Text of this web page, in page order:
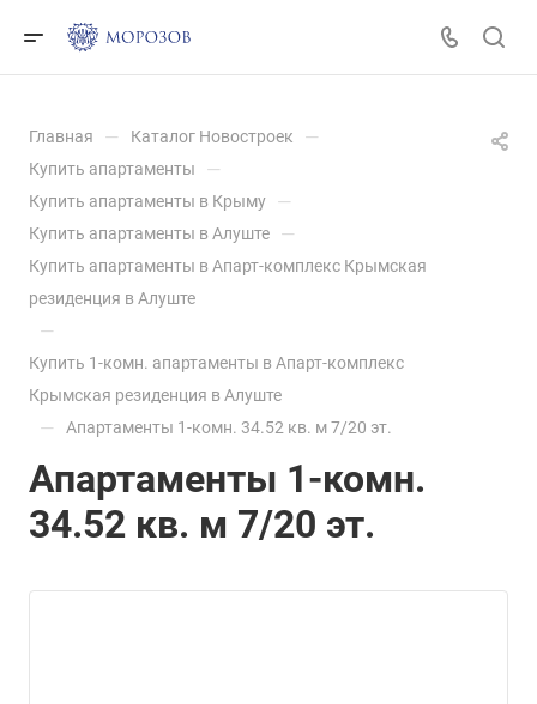
Главная — Каталог Новостроек —
Купить апартаменты —
Купить апартаменты в Крыму —
Купить апартаменты в Алуште —
Купить апартаменты в Апарт-комплекс Крымская
резиденция в Алуште
—
Купить 1-комн. апартаменты в Апарт-комплекс
Крымская резиденция в Алуште
— Апартаменты 1-комн. 34.52 кв. м 7/20 эт.
Апартаменты 1-комн.
34.52 кв. м 7/20 эт.